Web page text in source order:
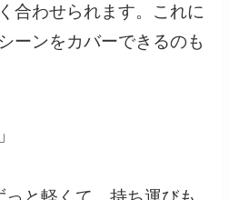
合わせられます。これに
ーンをカバーできるのも